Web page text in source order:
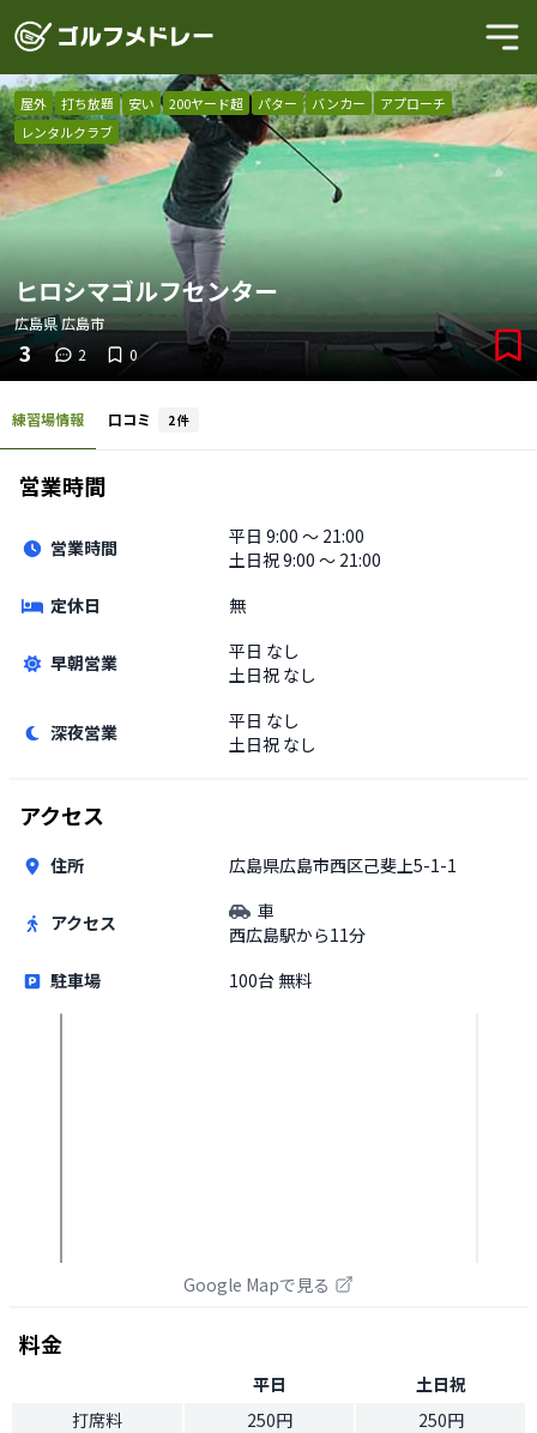
屋外 打ち放題 安い 200ヤード超 パター バンカー
アプローチ
レンタルクラブ
ヒロシマゴルフセンター
広島県広島市
3 2 0
練習場情報 口コミ 2件
営業時間
営業時間 平日 9:00 〜 21:00
土日祝9:00 〜 21:00
定休日
無
早朝営業 平日 なし
土日祝 なし
深夜営業 平日 なし
土日祝 なし
アクセス
住所 広島県広島市西区己斐上5-1-1
アクセス
車
西広島駅から11分
駐車場
100台 無料
Google Mapで見る
料金
平日
土日祝
打席料
250円
250円